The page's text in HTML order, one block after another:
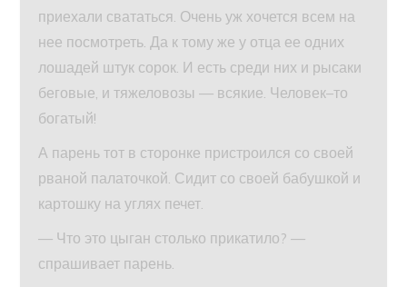
приехали свататься. Очень уж хочется всем на
нее посмотреть. Да к тому же у отца ее одних
лошадей штук сорок. И есть среди них и рысаки
беговые, и тяжеловозы — всякие. Человек–то
богатый!
А парень тот в сторонке пристроился со своей
рваной палаточкой. Сидит со своей бабушкой и
картошку на углях печет.
— Что это цыган столько прикатило? —
спрашивает парень.